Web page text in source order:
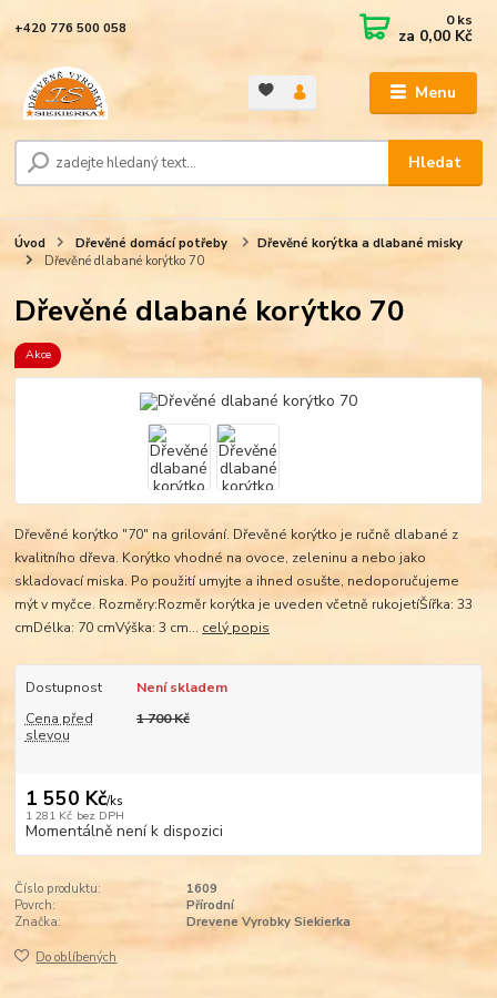
Menu
Hledat
+420 776 500 058 0ks
za 0,00 Kč
Úvod Dřevěné domácí potřeby
Dřevěné korýtka a dlabané misky
Dřevěné dlabané korýtko 70
Dřevěné dlabané korýtko 70
Akce
Dřevěné korýtko "70" na grilování. Dřevěné korýtko je ručně dlabané z
kvalitního dřeva. Korýtko vhodné na ovoce, zeleninu a nebo jako
skladovací miska. Po použití umyjte a ihned osušte, nedoporučujeme
mýt v myčce. Rozměry:Rozměr korýtka je uveden včetně rukojetíŠířka: 33
cmDélka: 70 cmVýška: 3 cm... celý popis
Dostupnost
Není skladem
Cena před
slevou
1 700 Kč
1 550 Kč/ks
1 281 Kč bez DPH
Momentálně není k dispozici
Číslo produktu:
1609
Povrch:
Přírodní
Značka:
Drevene Vyrobky Siekierka
Do oblíbených